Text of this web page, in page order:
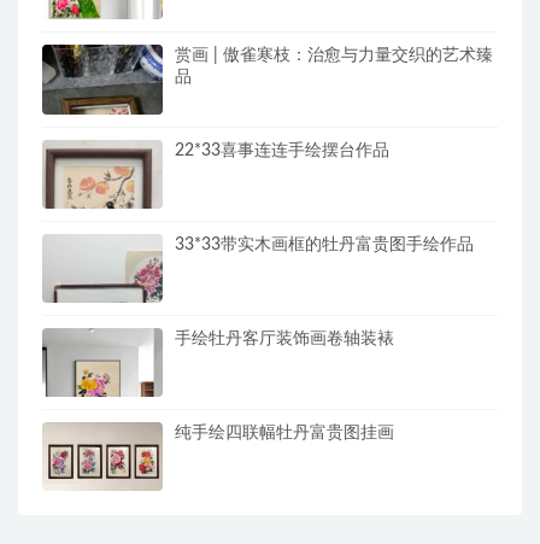
赏画 | 傲雀寒枝：治愈与力量交织的艺术臻
品
22*33喜事连连手绘摆台作品
33*33带实木画框的牡丹富贵图手绘作品
手绘牡丹客厅装饰画卷轴装裱
纯手绘四联幅牡丹富贵图挂画